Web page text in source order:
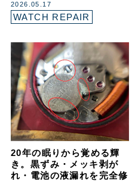
2026.05.17
WATCH REPAIR
20年の眠りから覚める輝
き。黒ずみ・メッキ剥が
れ・電池の液漏れを完全修